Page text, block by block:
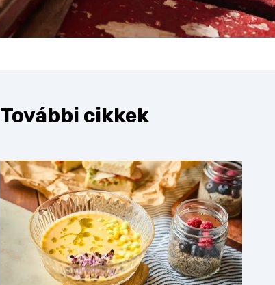
További cikkek